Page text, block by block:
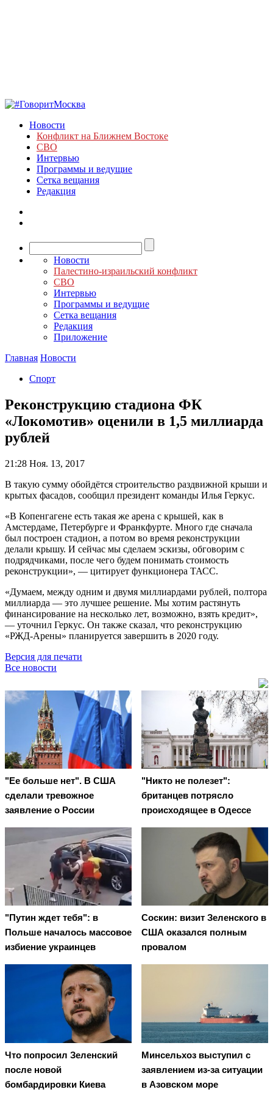
Новости
Конфликт на Ближнем Востоке
СВО
Интервью
Программы и ведущие
Сетка вещания
Редакция
Новости
Палестино-израильский конфликт
СВО
Интервью
Программы и ведущие
Сетка вещания
Редакция
Приложение
Главная Новости
Спорт
Реконструкцию стадиона ФК
«Локомотив» оценили в 1,5 миллиарда
рублей
21:28 Ноя. 13, 2017
В такую сумму обойдётся строительство раздвижной крыши и
крытых фасадов, сообщил президент команды Илья Геркус.
«В Копенгагене есть такая же арена с крышей, как в
Амстердаме, Петербурге и Франкфурте. Много где сначала
был построен стадион, а потом во время реконструкции
делали крышу. И сейчас мы сделаем эскизы, обговорим с
подрядчиками, после чего будем понимать стоимость
реконструкции», — цитирует функционера ТАСС.
«Думаем, между одним и двумя миллиардами рублей, полтора
миллиарда — это лучшее решение. Мы хотим растянуть
финансирование на несколько лет, возможно, взять кредит»,
— уточнил Геркус. Он также сказал, что реконструкцию
«РЖД-Арены» планируется завершить в 2020 году.
Версия для печати
Все новости
"Ее больше нет". В США
сделали тревожное
заявление о России
"Никто не полезет":
британцев потрясло
происходящее в Одессе
"Путин ждет тебя": в
Польше началось массовое
избиение украинцев
Соскин: визит Зеленского в
США оказался полным
провалом
Что попросил Зеленский
после новой
бомбардировки Киева
Минсельхоз выступил с
заявлением из-за ситуации
в Азовском море